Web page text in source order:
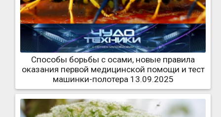
Способы борьбы с осами, новые правила
оказания первой медицинской помощи и тест
машинки-полотера 13.09.2025